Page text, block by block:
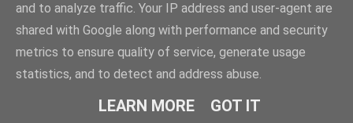
Powered by Blogger
and to analyze traffic. Your IP address and user-agent are
shared with Google along with performance and security
metrics to ensure quality of service, generate usage
statistics, and to detect and address abuse.
LEARN MORE GOT IT